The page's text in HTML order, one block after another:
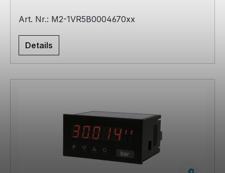
Art. Nr.: M2-1VR5B0004670xx
Details